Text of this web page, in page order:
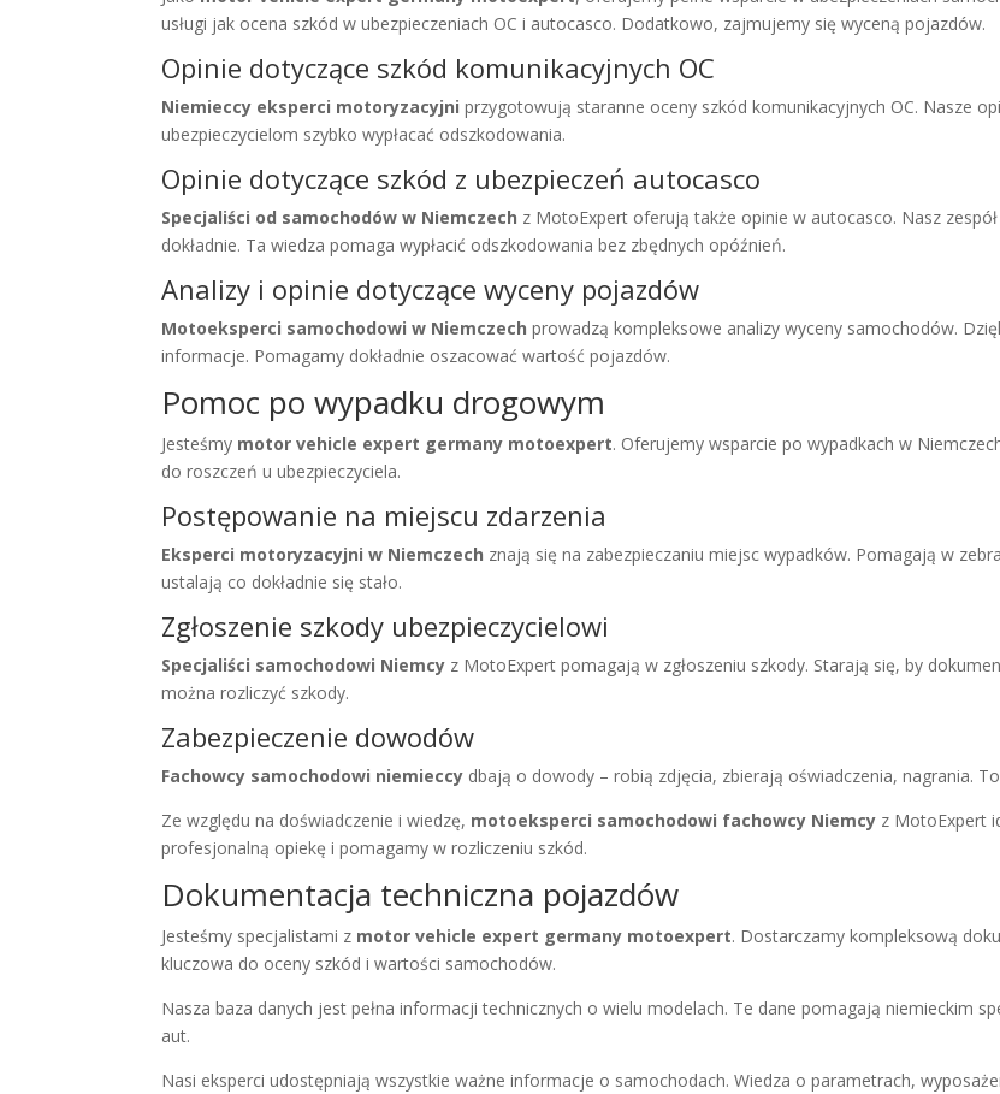
usługi jak ocena szkód w ubezpieczeniach OC i autocasco. Dodatkowo, zajmujemy się wyceną pojazdów.
Opinie dotyczące szkód komunikacyjnych OC
Niemieccy eksperci motoryzacyjni przygotowują staranne oceny szkód komunikacyjnych OC. Nasze
ubezpieczycielom szybko wypłacać odszkodowania.
Opinie dotyczące szkód z ubezpieczeń autocasco
Specjaliści od samochodów w Niemczech z MotoExpert oferują także opinie w autocasco. Nasz
dokładnie. Ta wiedza pomaga wypłacić odszkodowania bez zbędnych opóźnień.
Analizy i opinie dotyczące wyceny pojazdów
Motoeksperci samochodowi w Niemczech prowadzą kompleksowe analizy wyceny samochodów.
informacje. Pomagamy dokładnie oszacować wartość pojazdów.
Pomoc po wypadku drogowym
Jesteśmy motor vehicle expert germany motoexpert. Oferujemy wsparcie po wypadkach w
do roszczeń u ubezpieczyciela.
Postępowanie na miejscu zdarzenia
Eksperci motoryzacyjni w Niemczech znają się na zabezpieczaniu miejsc wypadków. Pomagają w
ustalają co dokładnie się stało.
Zgłoszenie szkody ubezpieczycielowi
Specjaliści samochodowi Niemcy z MotoExpert pomagają w zgłoszeniu szkody. Starają się, by
można rozliczyć szkody.
Zabezpieczenie dowodów
Fachowcy samochodowi niemieccy dbają o dowody – robią zdjęcia, zbierają oświadczenia, nagrania.
Ze względu na doświadczenie i wiedzę, motoeksperci samochodowi fachowcy Niemcy z MotoExpert
profesjonalną opiekę i pomagamy w rozliczeniu szkód.
Dokumentacja techniczna pojazdów
Jesteśmy specjalistami z motor vehicle expert germany motoexpert. Dostarczamy kompleksową
kluczowa do oceny szkód i wartości samochodów.
Nasza baza danych jest pełna informacji technicznych o wielu modelach. Te dane pomagają niemieckim
aut.
Nasi eksperci udostępniają wszystkie ważne informacje o samochodach. Wiedza o parametrach,